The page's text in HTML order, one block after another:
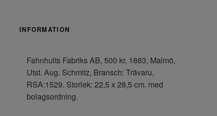
INFORMATION
Fahnhults Fabriks AB, 500 kr, 1883, Malmö,
Utst. Aug. Schmitz, Bransch: Trävaru,
RSA:1529. Storlek: 22,5 x 28,5 cm. med
bolagsordning.